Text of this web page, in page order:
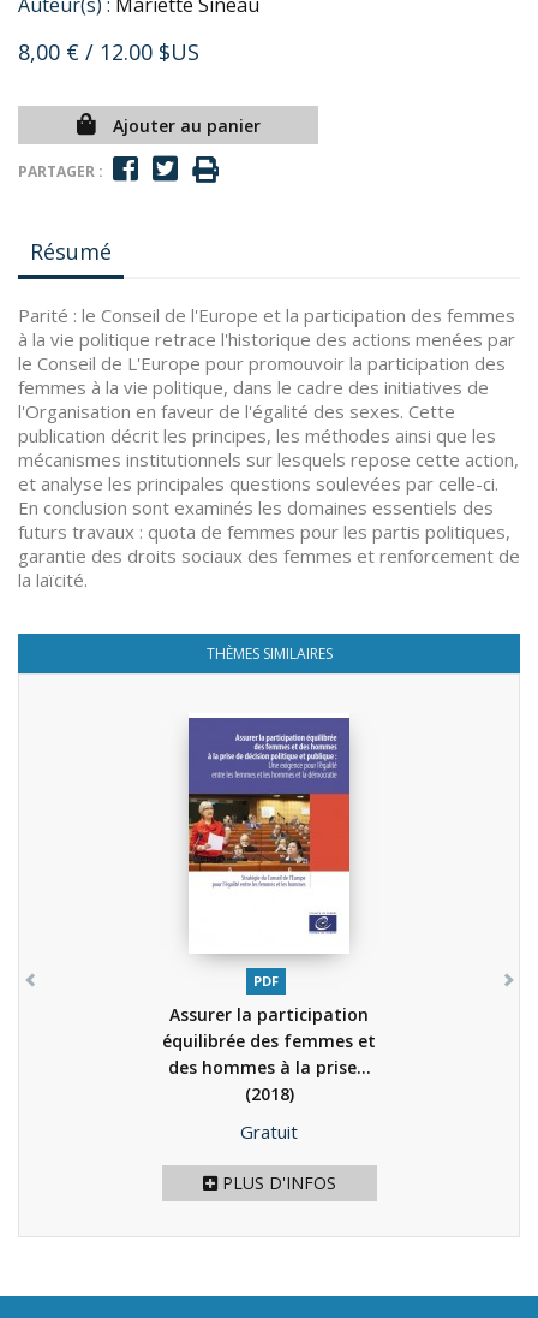
8,00 € / 12.00 $US
Ajouter au panier
PARTAGER :
Résumé
Parité : le Conseil de l'Europe et la participation des femmes
à la vie politique retrace l'historique des actions menées par
le Conseil de L'Europe pour promouvoir la participation des
femmes à la vie politique, dans le cadre des initiatives de
l'Organisation en faveur de l'égalité des sexes. Cette
publication décrit les principes, les méthodes ainsi que les
mécanismes institutionnels sur lesquels repose cette action,
et analyse les principales questions soulevées par celle-ci.
En conclusion sont examinés les domaines essentiels des
futurs travaux : quota de femmes pour les partis politiques,
garantie des droits sociaux des femmes et renforcement de
la laïcité.
THÈMES SIMILAIRES
PDF
Assurer la participation
équilibrée des femmes et
des hommes à la prise...
(2018)
Prix
Gratuit
PLUS D'INFOS